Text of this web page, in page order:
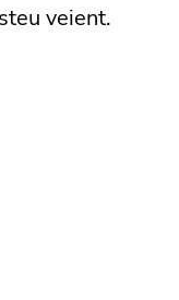
veient.